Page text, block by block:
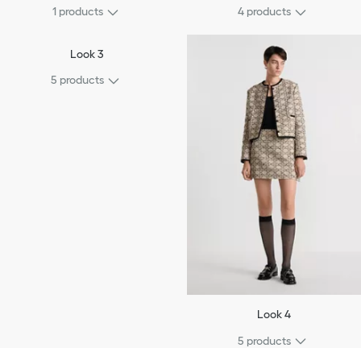
1 products 4 products
Look 3
5 products
Look 4
5 products